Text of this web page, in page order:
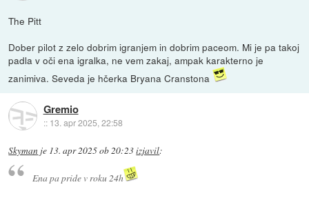
The Pitt
Dober pilot z zelo dobrim igranjem in dobrim paceom. Mi je pa takoj
padla v oči ena igralka, ne vem zakaj, ampak karakterno je
zanimiva. Seveda je hčerka Bryana Cranstona
Gremio
:: 13. apr 2025, 22:58
Skyman je 13. apr 2025 ob 20:23izjavil:
Ena pa pride v roku 24h